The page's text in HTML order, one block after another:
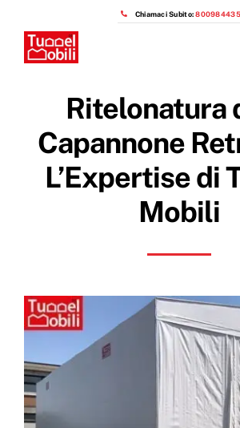
contenuto
Chiamaci Subito:800984435
Prodotti
Azienda
OTTIENI IL PREVENTIVO
Ritelonatura
Capannone
L’Expertise di
Mobili